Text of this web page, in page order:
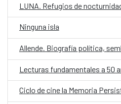
LUNA. Refugios de
Ninguna isla
Allende. Biografía política,
Ciclo de cine la Memoria